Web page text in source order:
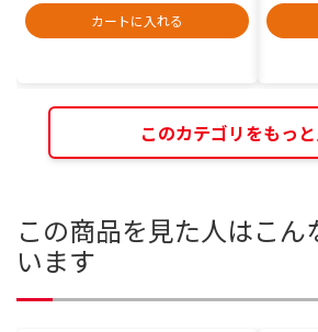
カートに入れる
このカテゴリをもっ
この商品を見た人はこん
います